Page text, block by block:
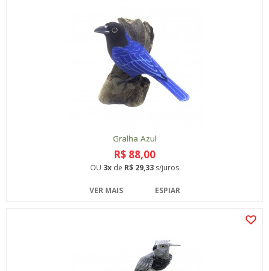
Gralha Azul
R$ 88,00
OU 3x de R$ 29,33 s/juros
VER MAIS ESPIAR